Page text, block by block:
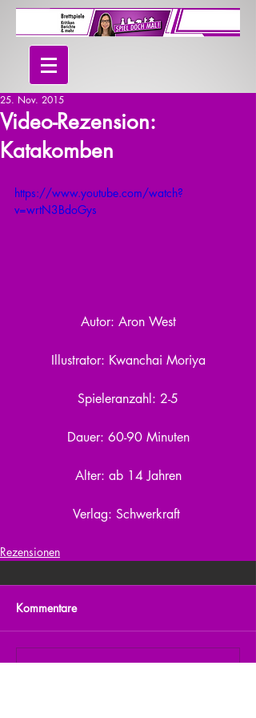
Video-Rezension:
Katakomben
25. Nov. 2015
https://www.youtube.com/watch?
v=wrtN3BdoGys
Autor: Aron West
Illustrator: Kwanchai Moriya
Spieleranzahl: 2-5
Dauer: 60-90 Minuten
Alter: ab 14 Jahren
Verlag: Schwerkraft
Rezensionen
Kommentare